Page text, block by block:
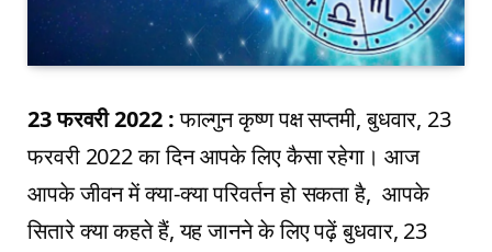
23 फरवरी 2022 :फाल्गुन कृष्ण पक्ष सप्तमी, बुधवार, 23
फरवरी 2022 का दिन आपके लिए कैसा रहेगा। आज
आपके जीवन में क्या-क्या परिवर्तन हो सकता है, आपके
सितारे क्या कहते हैं, यह जानने के लिए पढ़ें बुधवार, 23